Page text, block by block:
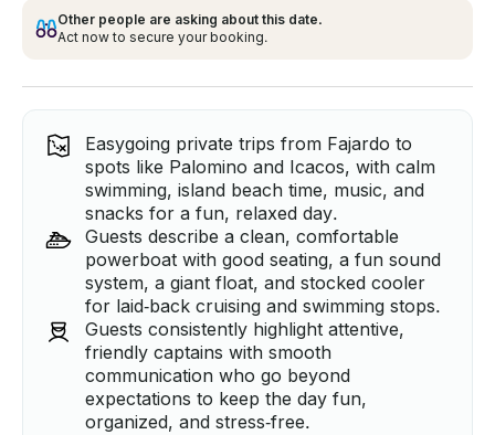
Other people are asking about this date.
Act now to secure your booking.
Easygoing private trips from Fajardo to
spots like Palomino and Icacos, with calm
swimming, island beach time, music, and
snacks for a fun, relaxed day.
Guests describe a clean, comfortable
powerboat with good seating, a fun sound
system, a giant float, and stocked cooler
for laid‑back cruising and swimming stops.
Guests consistently highlight attentive,
friendly captains with smooth
communication who go beyond
expectations to keep the day fun,
organized, and stress‑free.